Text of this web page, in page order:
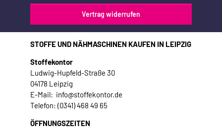
Vertrag widerrufen
STOFFE UND NÄHMASCHINEN KAUFEN IN LEIPZIG
Stoffekontor
Ludwig-Hupfeld-Straße 30
04178 Leipzig
E-Mail: info@stoffekontor.de
Telefon: (0341) 468 49 65
ÖFFNUNGSZEITEN